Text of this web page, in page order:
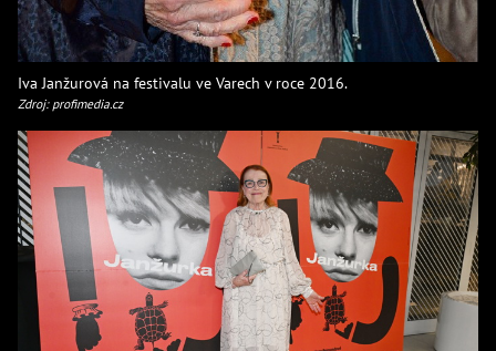
Iva Janžurová na festivalu ve Varech v roce 2016.
Zdroj: profimedia.cz